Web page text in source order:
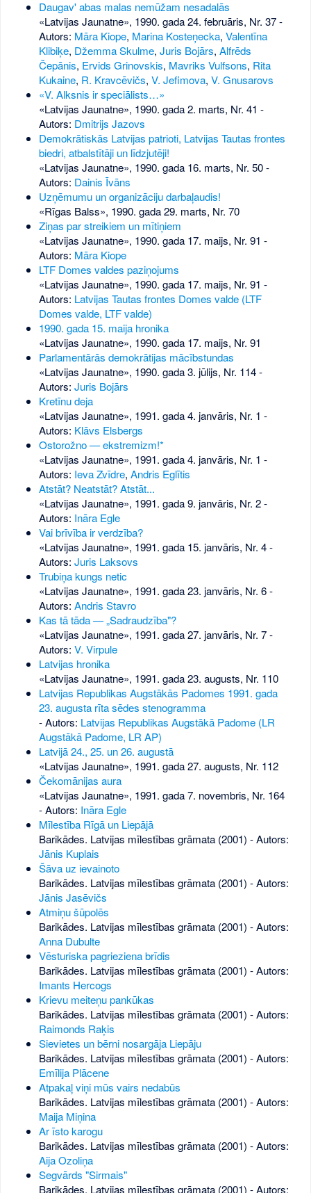
Daugav' abas malas nemūžam nesadalās
«Latvijas Jaunatne», 1990. gada 24. februāris, Nr. 37-
Autors: Māra Kiope, Marina Kosteņecka, Valentīna
Klibiķe, Džemma Skulme, Juris Bojārs, Alfrēds
Čepānis, Ervids Grinovskis, Mavriks Vulfsons, Rita
Kukaine, R. Kravcēvičs, V. Jefimova, V. Gnusarovs
«V. Alksnis ir speciālists…»
«Latvijas Jaunatne», 1990. gada 2. marts, Nr. 41 -
Autors: Dmitrijs Jazovs
Demokrātiskās Latvijas patrioti, Latvijas Tautas frontes
biedri, atbalstītāji un līdzjutēji!
«Latvijas Jaunatne», 1990. gada 16. marts, Nr. 50-
Autors: Dainis Īvāns
Uzņēmumu un organizāciju darbaļaudis!
«Rīgas Balss», 1990. gada 29. marts, Nr. 70
Ziņas par streikiem un mītiņiem
«Latvijas Jaunatne», 1990. gada 17. maijs, Nr. 91 -
Autors: Māra Kiope
LTF Domes valdes paziņojums
«Latvijas Jaunatne», 1990. gada 17. maijs, Nr. 91 -
Autors: Latvijas Tautas frontes Domes valde (LTF
Domes valde, LTF valde)
1990. gada 15. maija hronika
«Latvijas Jaunatne», 1990. gada 17. maijs, Nr. 91
Parlamentārās demokrātijas mācībstundas
«Latvijas Jaunatne», 1990. gada 3. jūlijs, Nr. 114-
Autors: Juris Bojārs
Kretīnu deja
«Latvijas Jaunatne», 1991. gada 4. janvāris, Nr. 1 -
Autors: Klāvs Elsbergs
Ostorožno — ekstremizm!*
«Latvijas Jaunatne», 1991. gada 4. janvāris, Nr. 1 -
Autors: Ieva Zvīdre, Andris Eglītis
Atstāt? Neatstāt? Atstāt...
«Latvijas Jaunatne», 1991. gada 9. janvāris, Nr. 2-
Autors: Ināra Egle
Vai brīvība ir verdzība?
«Latvijas Jaunatne», 1991. gada 15. janvāris, Nr. 4-
Autors: Juris Laksovs
Trubiņa kungs netic
«Latvijas Jaunatne», 1991. gada 23. janvāris, Nr. 6-
Autors: Andris Stavro
Kas tā tāda — „Sadraudzība"?
«Latvijas Jaunatne», 1991. gada 27. janvāris, Nr. 7-
Autors: V. Virpule
Latvijas hronika
«Latvijas Jaunatne», 1991. gada 23. augusts, Nr. 110
Latvijas Republikas Augstākās Padomes 1991. gada
23. augusta rīta sēdes stenogramma
- Autors: Latvijas Republikas Augstākā Padome (LR
Augstākā Padome, LR AP)
Latvijā 24., 25. un 26. augustā
«Latvijas Jaunatne», 1991. gada 27. augusts, Nr. 112
Čekomānijas aura
«Latvijas Jaunatne», 1991. gada 7. novembris, Nr. 164
- Autors: Ināra Egle
Mīlestība Rīgā un Liepājā
Barikādes. Latvijas mīlestības grāmata (2001) - Autors:
Jānis Kuplais
Šāva uz ievainoto
Barikādes. Latvijas mīlestības grāmata (2001) - Autors:
Jānis Jasēvičs
Atmiņu šūpolēs
Barikādes. Latvijas mīlestības grāmata (2001) - Autors:
Anna Dubulte
Vēsturiska pagrieziena brīdis
Barikādes. Latvijas mīlestības grāmata (2001) - Autors:
Imants Hercogs
Krievu meiteņu pankūkas
Barikādes. Latvijas mīlestības grāmata (2001) - Autors:
Raimonds Raķis
Sievietes un bērni nosargāja Liepāju
Barikādes. Latvijas mīlestības grāmata (2001) - Autors:
Emīlija Plācene
Atpakaļ viņi mūs vairs nedabūs
Barikādes. Latvijas mīlestības grāmata (2001) - Autors:
Maija Miņina
Ar īsto karogu
Barikādes. Latvijas mīlestības grāmata (2001) - Autors:
Aija Ozoliņa
Segvārds "Sirmais"
Barikādes. Latvijas mīlestības grāmata (2001) - Autors: